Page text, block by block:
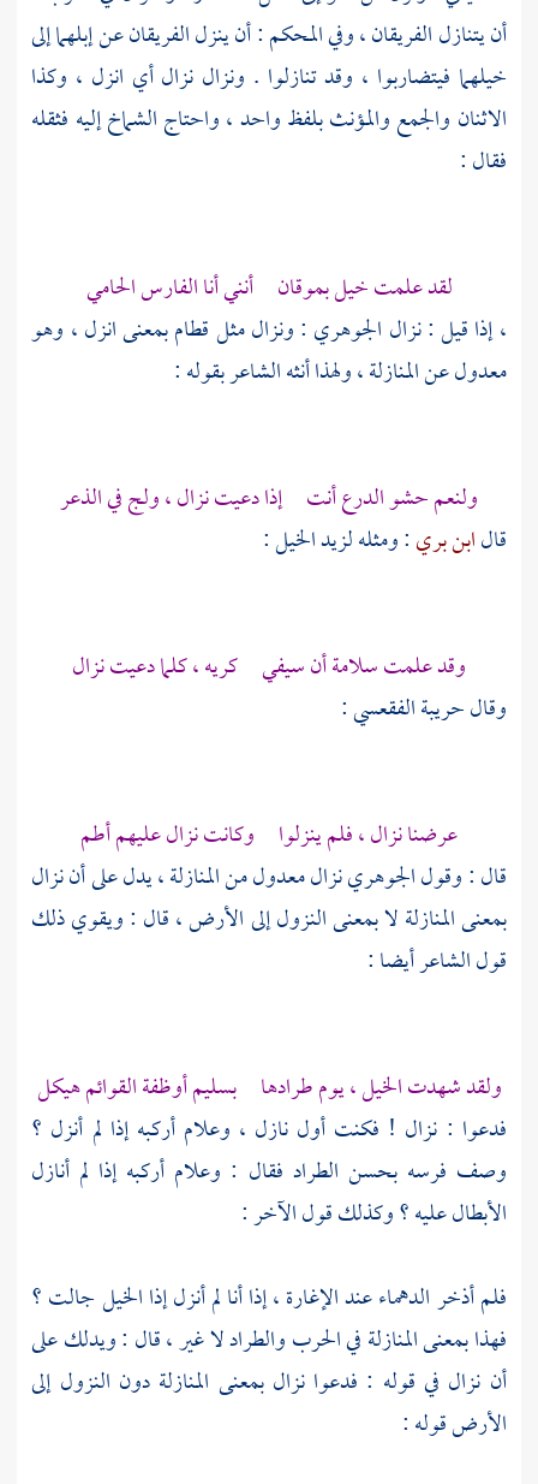
أن يتنازل الفريقان ، وفي المحكم : أن ينزل الفريقان عن إبلهما إلى
خيلهما فيتضاربوا ، وقد تنازلوا . ونزال نزال أي انزل ، وكذا
الاثنان والجمع والمؤنث بلفظ واحد ، واحتاجالشماخإليه فثقله
فقال :
لقد علمت خيل بموقان أنني أنا الفارس الحامي
، إذا قيل : نزال الجوهري : ونزال مثل قطام بمعنى انزل ، وهو
معدول عن المنازلة ، ولهذا أنثه الشاعر بقوله :
ولنعم حشو الدرع أنت إذا دعيت نزال ، ولج في الذعر
قالابن بري: ومثلهلزيد الخيل:
وقد علمت سلامة أن سيفي كريه ، كلما دعيت نزال
وقالحريبة الفقعسي:
عرضنا نزال ، فلم ينزلوا وكانت نزال عليهم أطم
قال : وقولالجوهرينزال معدول من المنازلة ، يدل على أن نزال
بمعنى المنازلة لا بمعنى النزول إلى الأرض ، قال : ويقوي ذلك
قول الشاعر أيضا :
ولقد شهدت الخيل ، يوم طرادها بسليم أوظفة القوائم هيكل
فدعوا : نزال ! فكنت أول نازل ، وعلام أركبه إذا لم أنزل ؟
وصف فرسه بحسن الطراد فقال : وعلام أركبه إذا لم أنازل
الأبطال عليه ؟ وكذلك قول الآخر :
فلم أذخر الدهماء عند الإغارة ، إذا أنا لم أنزل إذا الخيل جالت ؟
فهذا بمعنى المنازلة في الحرب والطراد لا غير ، قال : ويدلك على
أن نزال في قوله : فدعوا نزال بمعنى المنازلة دون النزول إلى
الأرض قوله :